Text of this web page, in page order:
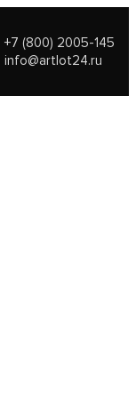
+7 (800) 2005-145
info@artlot24.ru